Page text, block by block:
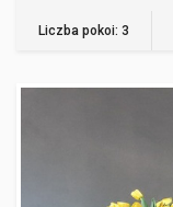
Liczba pokoi: 3